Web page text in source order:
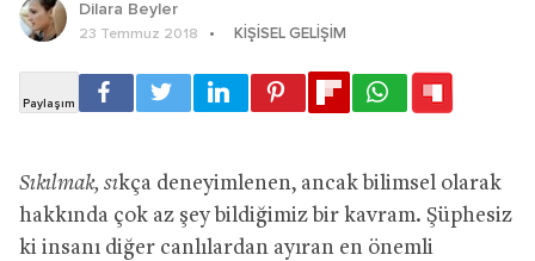
Dilara Beyler
23 Temmuz 2018 KIŞISEL GELIŞIM
Sıkılmak, sıkça deneyimlenen, ancak bilimsel olarak
hakkında çok az şey bildiğimiz bir kavram. Şüphesiz
ki insanı diğer canlılardan ayıran en önemli